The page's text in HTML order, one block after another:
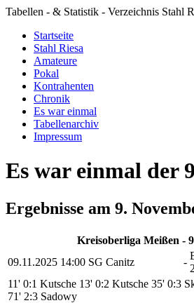
Tabellen - & Statistik - Verzeichnis Stahl
Startseite
Stahl Riesa
Amateure
Pokal
Kontrahenten
Chronik
Es war einmal
Tabellenarchiv
Impressum
Es war einmal der
Ergebnisse am 9.
Kreisoberliga Meißen -
09.11.2025 14:00 SG Canitz -
11' 0:1 Kutsche 13' 0:2 Kutsche 35' 0:3
71' 2:3 Sadowy